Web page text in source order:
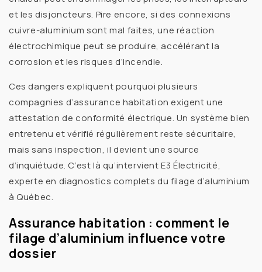
et les disjoncteurs. Pire encore, si des connexions
cuivre-aluminium sont mal faites, une réaction
électrochimique peut se produire, accélérant la
corrosion et les risques d’incendie.
Ces dangers expliquent pourquoi plusieurs
compagnies d’assurance habitation exigent une
attestation de conformité électrique. Un système bien
entretenu et vérifié régulièrement reste sécuritaire,
mais sans inspection, il devient une source
d’inquiétude. C’est là qu’intervientE3 Électricité,
experte en diagnostics complets du filage d’aluminium
à Québec.
Assurance habitation : comment le
filage d’aluminium influence votre
dossier